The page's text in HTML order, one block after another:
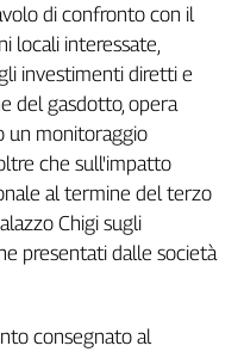
di confronto con il
locali interessate,
investimenti diretti e
del gasdotto, opera
un monitoraggio
che sull'impatto
al termine del terzo
Chigi sugli
presentati dalle società
consegnato al